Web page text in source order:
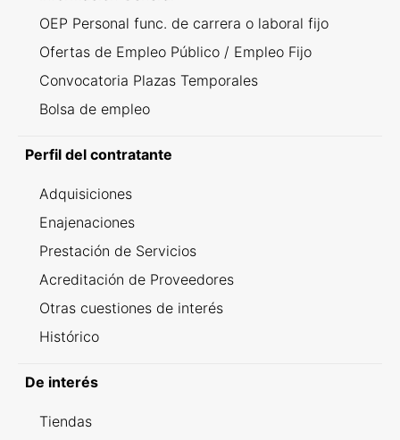
OEP Personal func. de carrera o laboral fijo
Ofertas de Empleo Público / Empleo Fijo
Convocatoria Plazas Temporales
Bolsa de empleo
Perfil del contratante
Adquisiciones
Enajenaciones
Prestación de Servicios
Acreditación de Proveedores
Otras cuestiones de interés
Histórico
De interés
Tiendas